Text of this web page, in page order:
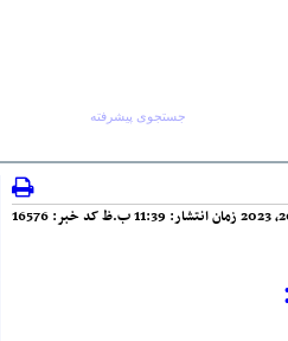
جستجوی پیشرفته
کد خبر: 16576